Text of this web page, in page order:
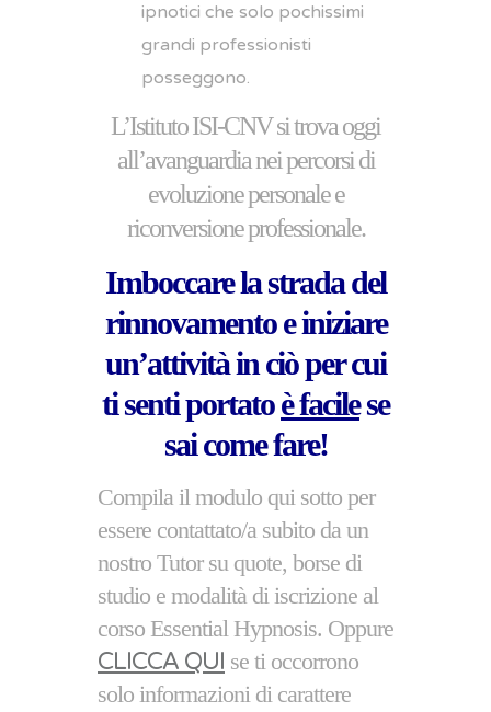
ipnotici che solo pochissimi
grandi professionisti
posseggono.
L’Istituto ISI-CNV si trova oggi
all’avanguardia nei percorsi di
evoluzione personale e
riconversione professionale.
Imboccare la strada del
rinnovamento e iniziare
un’attività in ciò per cui
ti senti portatoè facilese
sai come fare!
Compila il modulo qui sotto per
essere contattato/a subito da un
nostro Tutor su quote, borse di
studio e modalità di iscrizione al
corso Essential Hypnosis. Oppure
CLICCA QUI se ti occorrono
solo informazioni di carattere